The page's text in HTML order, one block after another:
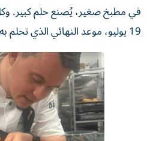
في مطبخ صغير، يُصنع حلم كبير.
19 يوليو، موعد النهائي الذي تحلم به النرويج.